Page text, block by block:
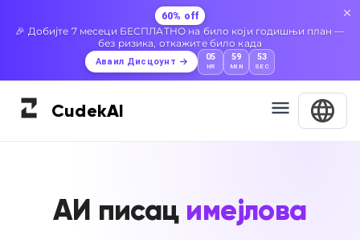
60% off
🎉 Добијте 7 месеци БЕСПЛАТНО на било који годишњи план —
без ризика, откажите било када
Аваил Дисцоунт 05
HR
59
MIN
52
SEC
CudekAI
АИ писац имејлова